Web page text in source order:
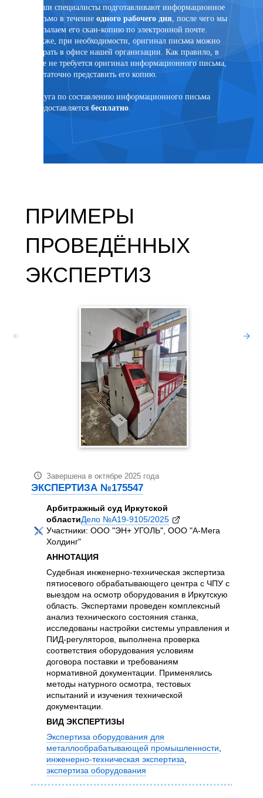
Наши специалисты подготавливают информационное
письмо в течение одного рабочего дня , после чего мы
высылаем его скан-копию по электронной почте.
Также, при необходимости, оригинал письма можно
забрать в офисе нашей организации. Как правило, в
суде не требуется оригинал информационного письма,
достаточно представить его копию.
Услуга по составлению информационного письма
предоставляется бесплатно.
ПРИМЕРЫ
ПРОВЕДЁННЫХ
ЭКСПЕРТИЗ
Завершена в октябре 2025 года
ЭКСПЕРТИЗА №175547
Арбитражный суд Иркутской
областиДело №А19-9105/2025
Участники: ООО "ЭН+ УГОЛЬ", ООО "А-Мега
Холдинг"
АННОТАЦИЯ
Судебная инженерно-техническая экспертиза
пятиосевого обрабатывающего центра с ЧПУ с
выездом на осмотр оборудования в Иркутскую
область. Экспертами проведен комплексный
анализ технического состояния станка,
исследованы настройки системы управления и
ПИД-регуляторов, выполнена проверка
соответствия оборудования условиям
договора поставки и требованиям
нормативной документации. Применялись
методы натурного осмотра, тестовых
испытаний и изучения технической
документации.
ВИД ЭКСПЕРТИЗЫ
Экспертиза оборудования для
металлообрабатывающей промышленности,
инженерно-техническая экспертиза,
экспертиза оборудования